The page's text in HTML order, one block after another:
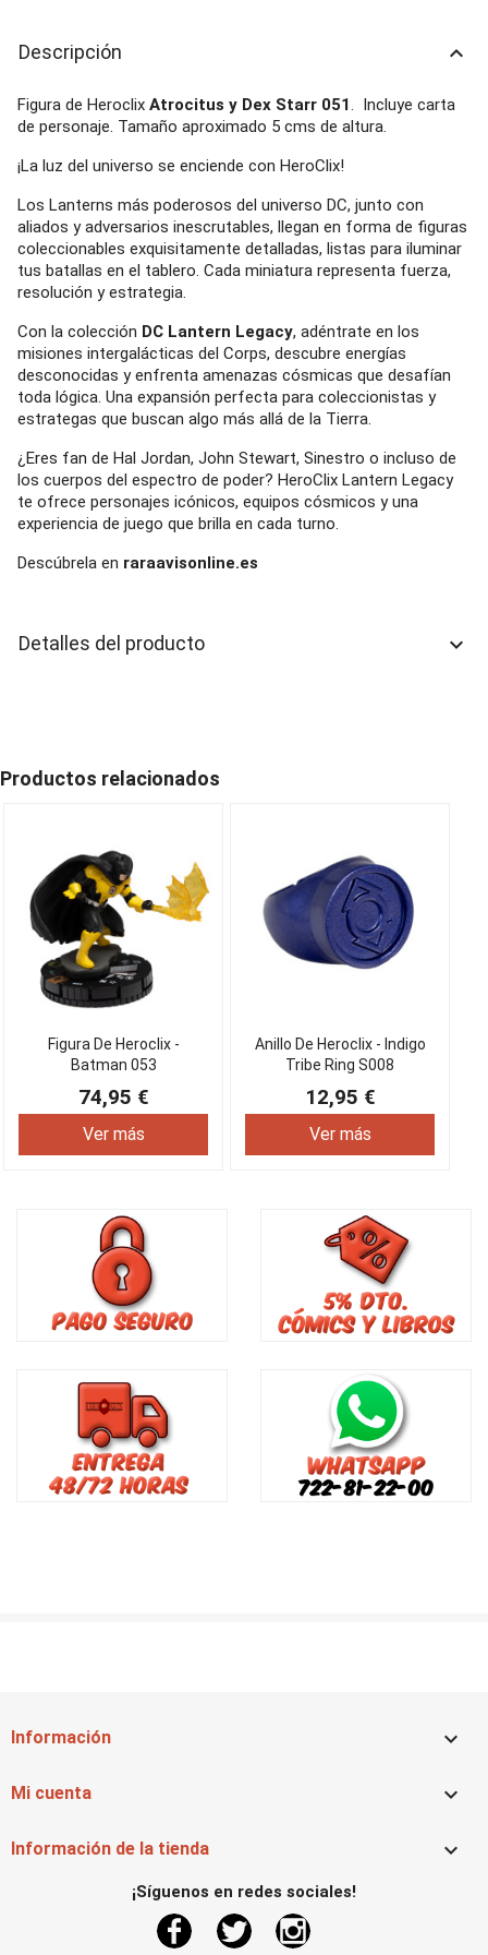
Descripción keyboard_arrow_up
Figura de Heroclix Atrocitus y Dex Starr 051. Incluye carta
de personaje. Tamaño aproximado 5 cms de altura.
¡La luz del universo se enciende con HeroClix!
Los Lanterns más poderosos del universo DC, junto con
aliados y adversarios inescrutables, llegan en forma de figuras
coleccionables exquisitamente detalladas, listas para iluminar
tus batallas en el tablero. Cada miniatura representa fuerza,
resolución y estrategia.
Con la colección DC Lantern Legacy, adéntrate en los
misiones intergalácticas del Corps, descubre energías
desconocidas y enfrenta amenazas cósmicas que desafían
toda lógica. Una expansión perfecta para coleccionistas y
estrategas que buscan algo más allá de la Tierra.
¿Eres fan de Hal Jordan, John Stewart, Sinestro o incluso de
los cuerpos del espectro de poder? HeroClix Lantern Legacy
te ofrece personajes icónicos, equipos cósmicos y una
experiencia de juego que brilla en cada turno.
Descúbrela en raraavisonline.es
Detalles del producto keyboard_arrow_down
Productos relacionados
Figura De Heroclix -
Batman 053
74,95 €
Ver más
Anillo De Heroclix - Indigo
Tribe Ring S008
12,95 €
Ver más
Información 
Mi cuenta 
Información de la tienda 
¡Síguenos en redes sociales!
FacebookTwitter